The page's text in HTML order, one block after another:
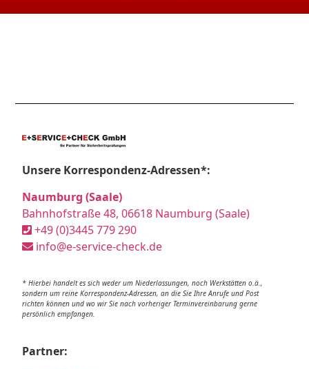
Unsere Korrespondenz-Adressen*:
Naumburg (Saale)
Bahnhofstraße 48, 06618 Naumburg (Saale)
+49 (0)3445 779 290
info@e-service-check.de
* Hierbei handelt es sich weder um Niederlassungen, noch Werkstätten o.ä.,
sondern um reine Korrespondenz-Adressen, an die Sie Ihre Anrufe und Post
richten können und wo wir Sie nach vorheriger Terminvereinbarung gerne
persönlich empfangen.
Partner: